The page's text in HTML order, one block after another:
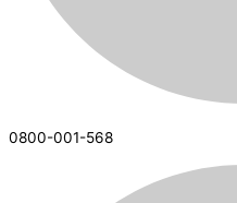
0800-001-568